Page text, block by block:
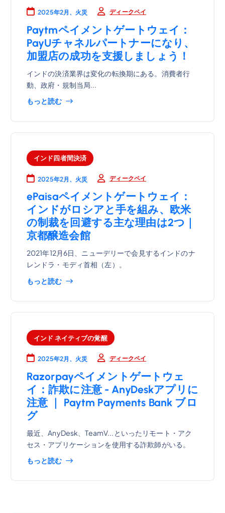
2025年2月、火災 ディークペイ
Paytmペイメントゲートウェイ：
PayUチャネルパートナーになり、
加盟店の成功を支援しましょう！
インドの決済業界は変化の転換期にある。消費者行
動、政府・規制当局...
もっと読む
インド四者間決済
2025年2月、火災 ディークペイ
ePaisaペイメントゲートウェイ：
インドがロシアと手を組み、欧米
の制裁を回避する主な理由は2つ｜
京都醸造会館
2021年12月6日、ニューデリーで会見するインドのナ
レンドラ・モディ首相（左）。
もっと読む
インド ネイティブの覚醒
2025年2月、火災 ディークペイ
Razorpayペイメントゲートウェ
イ：詐欺に注意 - AnyDeskアプリに
注意 ｜ Paytm Payments Bank ブロ
グ
最近、AnyDesk、TeamV...といったリモート・アク
セス・アプリケーションを使用する詐欺師がいる。
もっと読む